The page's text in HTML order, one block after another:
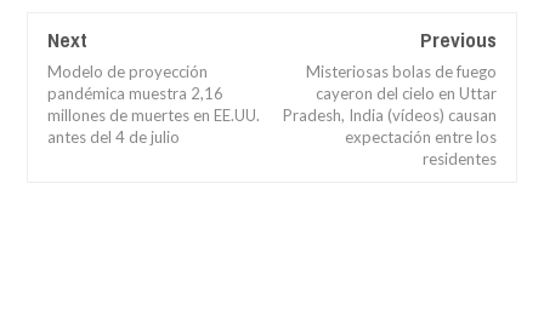
Next
Modelo de proyección
pandémica muestra 2,16
millones de muertes en EE.UU.
antes del 4 de julio
Previous
Misteriosas bolas de fuego
cayeron del cielo en Uttar
Pradesh, India (vídeos) causan
expectación entre los
residentes